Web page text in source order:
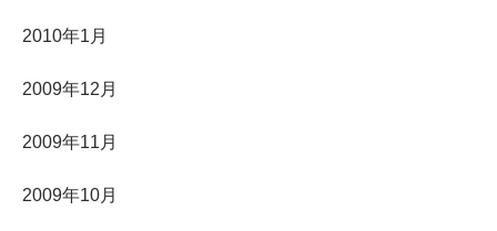
2010年1月
2009年12月
2009年11月
2009年10月